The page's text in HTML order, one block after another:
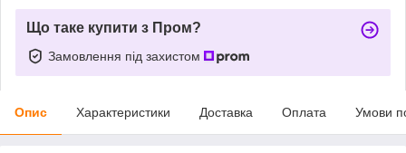
Що таке купити з Пром?
Замовлення під захистом
Опис Характеристики Доставка Оплата Умови